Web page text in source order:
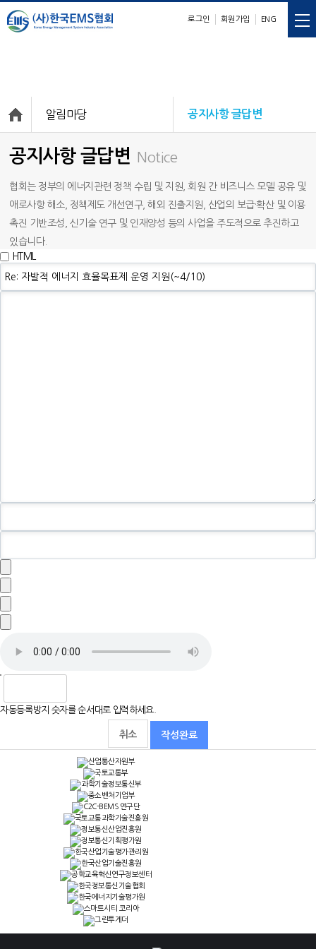
ENG
회원가입
로그인
알림마당 공지사항 글답변
공지사항 글답변 Notice
협회는 정부의 에너지관련 정책 수립 및 지원, 회원 간 비즈니스 모델 공유 및
애로사항 해소, 정책제도 개선연구, 해외 진출지원, 산업의 보급·확산 및 이용
촉진 기반조성, 신기술 연구 및 인재양성 등의 사업을 주도적으로 추진하고
있습니다.
HTML
자동등록방지 숫자를 순서대로 입력하세요.
취소